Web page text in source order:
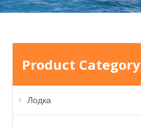
Product Category
Лодка